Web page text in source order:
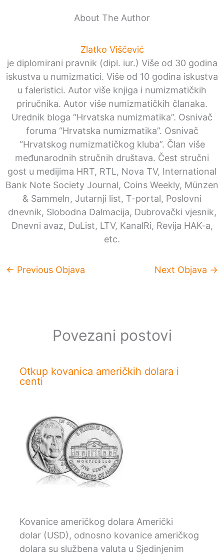
About The Author
Zlatko Viščević
je diplomirani pravnik (dipl. iur.) Više od 30 godina
iskustva u numizmatici. Više od 10 godina iskustva
u faleristici. Autor više knjiga i numizmatičkih
priručnika. Autor više numizmatičkih članaka.
Urednik bloga “Hrvatska numizmatika”. Osnivač
foruma “Hrvatska numizmatika”. Osnivač
“Hrvatskog numizmatičkog kluba”. Član više
međunarodnih stručnih društava. Čest stručni
gost u medijima HRT, RTL, Nova TV, International
Bank Note Society Journal, Coins Weekly, Münzen
& Sammeln, Jutarnji list, T-portal, Poslovni
dnevnik, Slobodna Dalmacija, Dubrovački vjesnik,
Dnevni avaz, DuList, LTV, KanalRi, Revija HAK-a,
etc.
← Previous Objava Next Objava →
Povezani postovi
Otkup kovanica američkih dolara i
centi
Kovanice američkog dolara Američki
dolar (USD), odnosno kovanice američkog
dolara su službena valuta u Sjedinjenim